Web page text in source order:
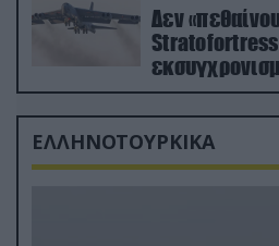
Δεν
από τα
ΕΛΛΗΝΟΤΟΥΡΚΙΚΑ